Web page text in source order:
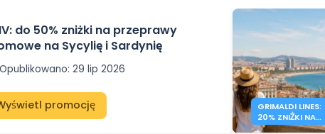
do 50% zniżki na przeprawy
na Sycylię i Sardynię
Opublikowano: 29 lip 2026
promocję
GRIMALDI LINES:
20% ZNIŻKI NA
PROMY PO